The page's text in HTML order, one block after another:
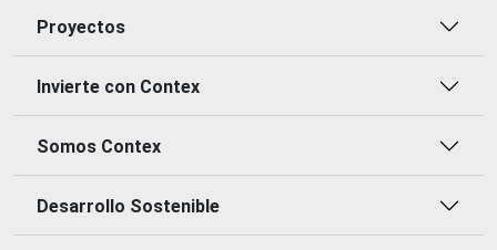
Proyectos
Invierte con Contex
Somos Contex
Desarrollo Sostenible